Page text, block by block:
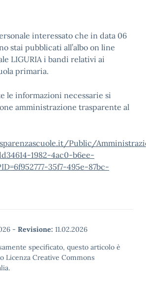
interessato che in data 06
stai pubblicati all’albo on line
LIGURIA i bandi relativi ai
primaria.
le informazioni necessarie si
amministrazione trasparente al
Public/
1982-4ac0-b6ee-
35f7-495e-87bc-
- Revisione: 11.02.2026
specificato, questo articolo è
Licenza Creative Commons